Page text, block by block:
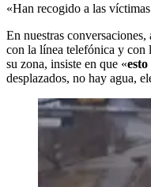
«Han recogido a las
En nuestras
con la línea telefónica y con
su zona, insiste en que «
desplazados, no hay agua,